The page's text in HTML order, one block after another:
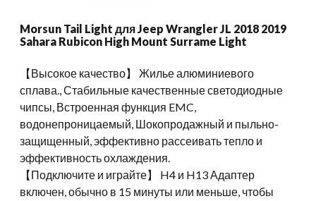
Morsun Tail Light для Jeep Wrangler JL 2018 2019
Sahara Rubicon High Mount Surrame Light
【Высокое качество】 Жилье алюминиевого
сплава., Стабильные качественные светодиодные
чипсы, Встроенная функция EMC,
водонепроницаемый, Шокопродажный и пыльно-
защищенный, эффективно рассеивать тепло и
эффективность охлаждения.
【Подключите и играйте】 H4 и H13 Адаптер
включен, обычно в 15 минуты или меньше, чтобы